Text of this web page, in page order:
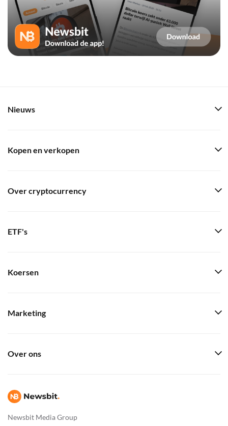
Newsbit Media Group
Nieuws
Kopen en verkopen
Over cryptocurrency
ETF's
Koersen
Marketing
Over ons